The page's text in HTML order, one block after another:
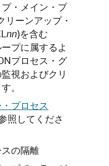
・メイン・プ
リーンアップ・
nn)を含む
プに属するよ
プロセス・グ
視およびクリ
。
プロセス
照してくださ
の隔離